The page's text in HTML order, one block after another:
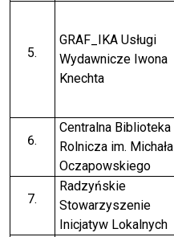
GRAF_IKA Usługi
Wydawnicze Iwona
Knechta
Centralna Biblioteka
Rolnicza im. Michała
Oczapowskiego
Radzyńskie
Stowarzyszenie
Inicjatyw Lokalnych